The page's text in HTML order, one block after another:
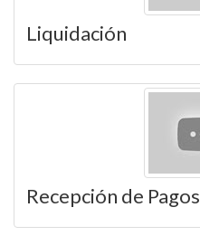
Liquidación
Recepción de Pagos